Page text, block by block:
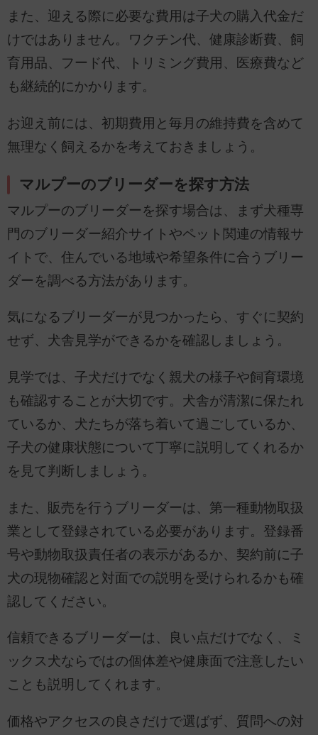
また、迎える際に必要な費用は子犬の購入代金だ
けではありません。ワクチン代、健康診断費、飼
育用品、フード代、トリミング費用、医療費など
も継続的にかかります。
お迎え前には、初期費用と毎月の維持費を含めて
無理なく飼えるかを考えておきましょう。
マルプーのブリーダーを探す方法
マルプーのブリーダーを探す場合は、まず犬種専
門のブリーダー紹介サイトやペット関連の情報サ
イトで、住んでいる地域や希望条件に合うブリー
ダーを調べる方法があります。
気になるブリーダーが見つかったら、すぐに契約
せず、犬舎見学ができるかを確認しましょう。
見学では、子犬だけでなく親犬の様子や飼育環境
も確認することが大切です。犬舎が清潔に保たれ
ているか、犬たちが落ち着いて過ごしているか、
子犬の健康状態について丁寧に説明してくれるか
を見て判断しましょう。
また、販売を行うブリーダーは、第一種動物取扱
業として登録されている必要があります。登録番
号や動物取扱責任者の表示があるか、契約前に子
犬の現物確認と対面での説明を受けられるかも確
認してください。
信頼できるブリーダーは、良い点だけでなく、ミ
ックス犬ならではの個体差や健康面で注意したい
ことも説明してくれます。
価格やアクセスの良さだけで選ばず、質問への対